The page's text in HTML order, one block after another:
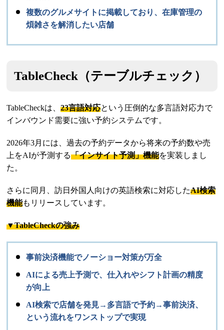
複数のグルメサイトに掲載しており、在庫管理の
煩雑さを解消したい店舗
TableCheck（テーブルチェック）
TableCheckは、23言語対応という圧倒的な多言語対応力で
インバウンド需要に強い予約システムです。
2026年3月には、過去の予約データから将来の予約数や売
上をAIが予測する「インサイト予測」機能を実装しまし
た。
さらに同月、訪日外国人向けの英語検索に対応したAI検索
機能もリリースしています。
▼TableCheckの強み
事前決済機能でノーショー対策が万全
AIによる売上予測で、仕入れやシフト計画の精度
が向上
AI検索で店舗を発見→多言語で予約→事前決済、
という流れをワンストップで実現